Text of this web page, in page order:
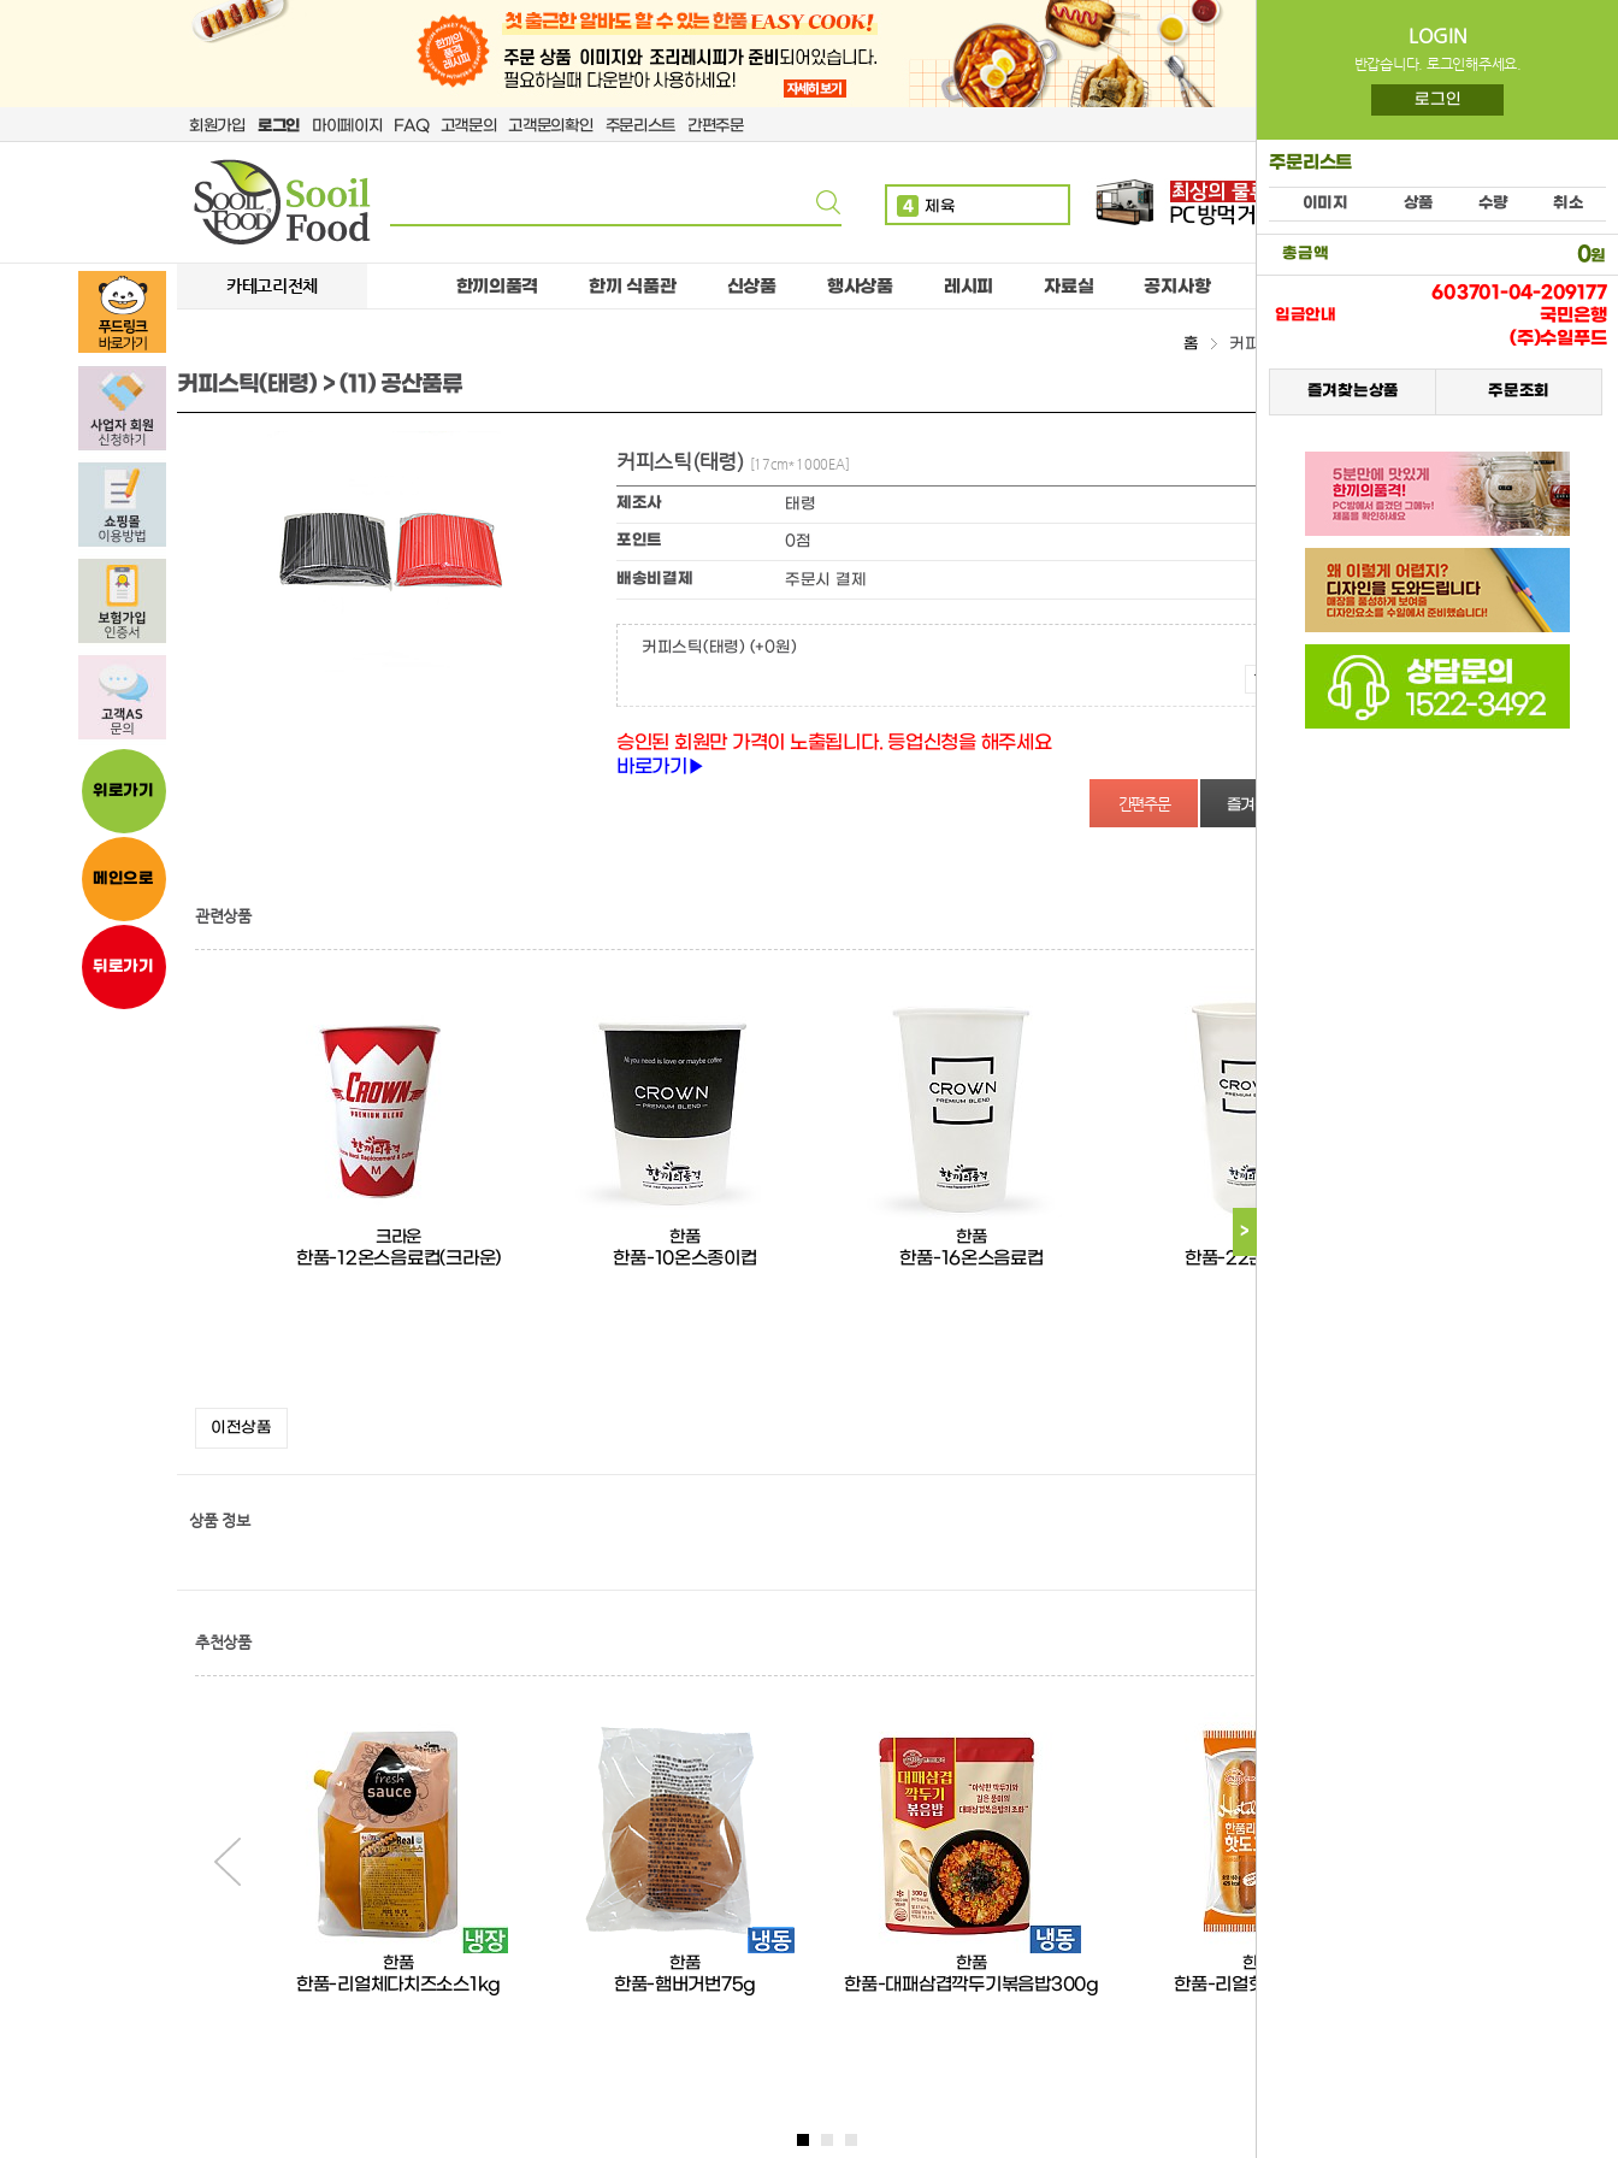
회원가입 로그인 마이페이지 FAQ 고객문의 고객문의확인 주문리스트 간편주문
4 제육
치킨
위로가기
메인으로
뒤로가기
카테고리전체 한끼의품격 한끼 식품관 신상품 행사상품 레시피 자료실 공지사항
홈 커피스틱(태령) > (11) 공산품류
커피스틱(태령) > (11) 공산품류
LOGIN
반갑습니다. 로그인해주세요.
로그인
주문리스트
이미지 상품 수량 취소
총금액 0원
입금안내
603701-04-209177
국민은행
(주)수일푸드
즐겨찾는상품 주문조회
>
커피스틱(태령) [17cm*1000EA]
제조사 태령
포인트 0점
배송비결제 주문시 결제
커피스틱(태령) (+0원)
증가
감소
승인된 회원만 가격이 노출됩니다. 등업신청을 해주세요
바로가기▶
즐겨찾기
관련상품
크라운
한품-12온스음료컵(크라운)
한품
한품-10온스종이컵
한품
한품-16온스음료컵
한품
한품-22온스음료컵
이전상품
상품 정보
추천상품
한품
한품-리얼체다치즈소스1kg
한품
한품-햄버거번75g
한품
한품-대패삼겹깍두기볶음밥300g
한품
한품-리얼핫도그160g